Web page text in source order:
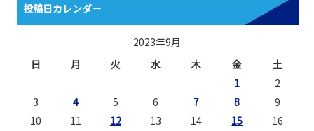
投稿日カレンダー
2023年9月
日
月 火 水 木 金 土
1
2
3
4 5 6 7 8
9
10
11 12 13 14 15
16